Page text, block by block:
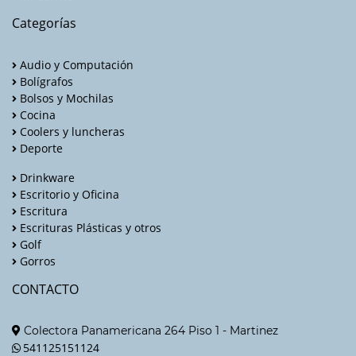
Categorías
Audio y Computación
Bolígrafos
Bolsos y Mochilas
Cocina
Coolers y luncheras
Deporte
Drinkware
Escritorio y Oficina
Escritura
Escrituras Plásticas y otros
Golf
Gorros
CONTACTO
Colectora Panamericana 264 Piso 1 - Martinez
541125151124